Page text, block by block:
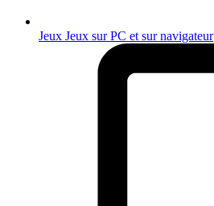
Jeux Jeux sur PC et sur navigateur